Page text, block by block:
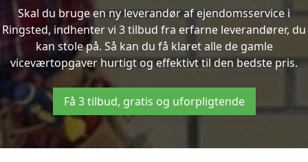
Skal du bruge en ny leverandør af ejendomsservice i
Ringsted, indhenter vi 3 tilbud fra erfarne leverandører, du
kan stole på. Så kan du få klaret alle de gamle
viceværtopgaver hurtigt og effektivt til den bedste pris.
Få 3 tilbud, gratis og uforpligtende